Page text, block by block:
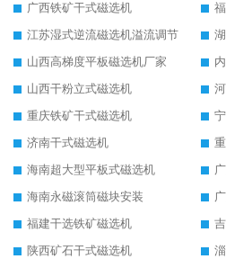
广西铁矿干式磁选机
江苏湿式逆流磁选机溢流调节
山西高梯度平板磁选机厂家
山西干粉立式磁选机
重庆铁矿干式磁选机
济南干式磁选机
海南超大型平板式磁选机
海南永磁滚筒磁块安装
福建干选铁矿磁选机
陕西矿石干式磁选机